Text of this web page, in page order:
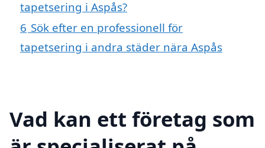
tapetsering i Aspås?
6 Sök efter en professionell för
tapetsering i andra städer nära Aspås
Vad kan ett företag som